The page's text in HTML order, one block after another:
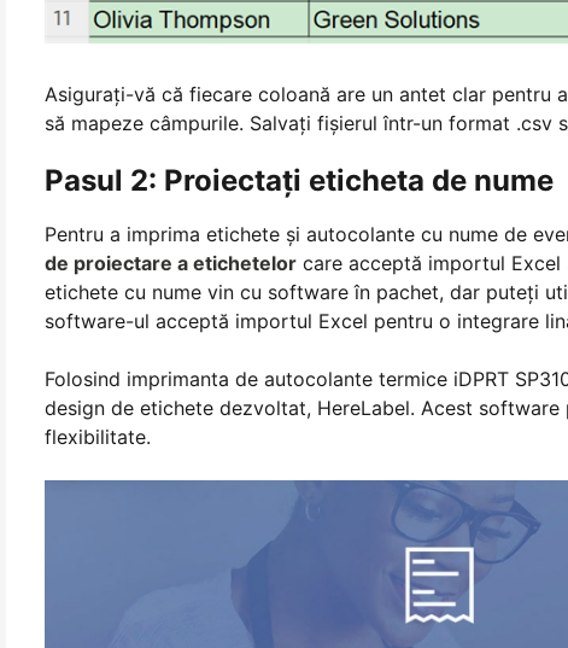
Asigurați-vă că fiecare coloană are un antet clar
să mapeze câmpurile. Salvați fișierul într-un format .csv
Pasul 2: Proiectați eticheta de nume
Pentru a imprima etichete și autocolante cu nume de
de proiectare a etichetelor care acceptă importul
etichete cu nume vin cu software în pachet, dar puteți
software-ul acceptă importul Excel pentru o integrare
Folosind imprimanta de autocolante termice iDPRT
design de etichete dezvoltat, HereLabel. Acest
flexibilitate.